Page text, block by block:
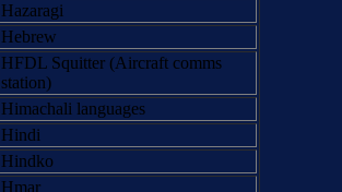
Hazaragi
Hebrew
HFDL Squitter (Aircraft comms
station)
Himachali languages
Hindi
Hindko
Hmar